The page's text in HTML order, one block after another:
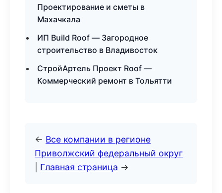
Проектирование и сметы в
Махачкала
ИП Build Roof — Загородное
строительство в Владивосток
СтройАртель Проект Roof —
Коммерческий ремонт в Тольятти
← Все компании в регионе
Приволжский федеральный округ
Главная страница →